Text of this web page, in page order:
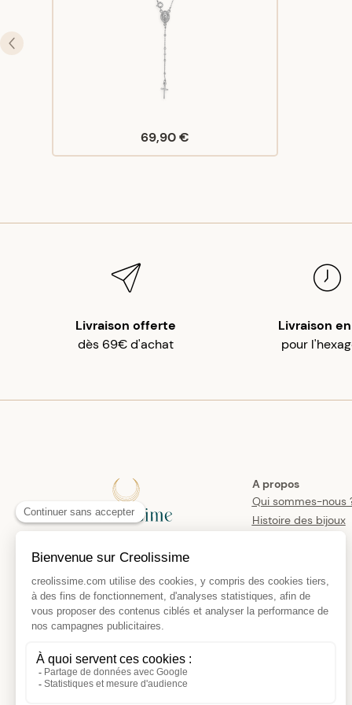
69,90 €
Livraison offerte
dès 69€ d'achat
Livraison
pour
A propos
Qui sommes-nous
Histoire des bijoux